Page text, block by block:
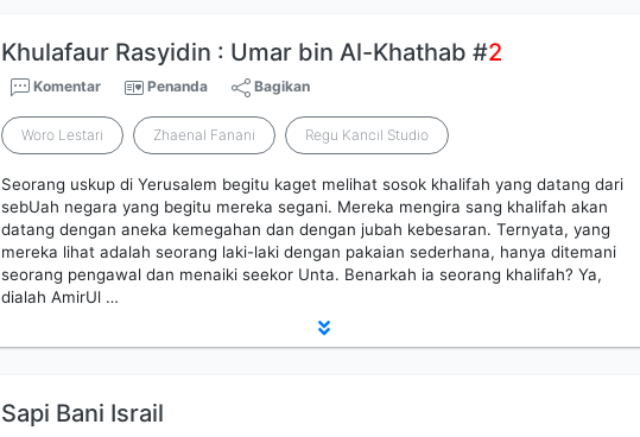
Khulafaur Rasyidin : Umar bin Al-Khathab #2
Komentar Penanda Bagikan
Woro Lestari Zhaenal Fanani Regu Kancil Studio
Seorang uskup di Yerusalem begitu kaget melihat sosok khalifah yang datang dari
sebUah negara yang begitu mereka segani. Mereka mengira sang khalifah akan
datang dengan aneka kemegahan dan dengan jubah kebesaran. Ternyata, yang
mereka lihat adalah seorang laki-laki dengan pakaian sederhana, hanya ditemani
seorang pengawal dan menaiki seekor Unta. Benarkah ia seorang khalifah? Ya,
dialah AmirUl …
Sapi Bani Israil